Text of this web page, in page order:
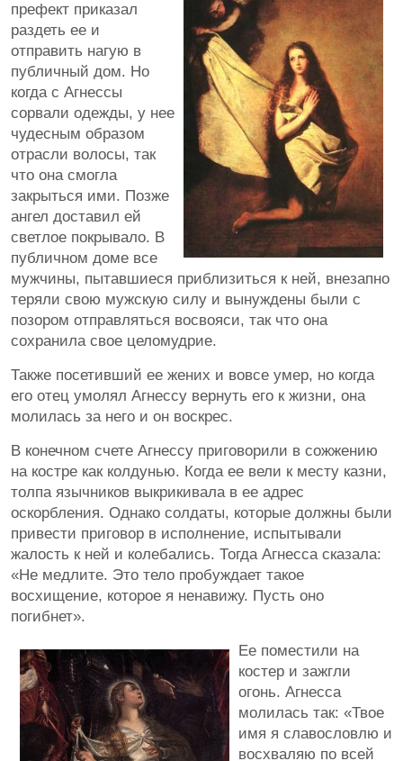
префект приказал
раздеть ее и
отправить нагую в
публичный дом. Но
когда с Агнессы
сорвали одежды, у нее
чудесным образом
отрасли волосы, так
что она смогла
закрыться ими. Позже
ангел доставил ей
светлое покрывало. В
публичном доме все
мужчины, пытавшиеся приблизиться к ней, внезапно
теряли свою мужскую силу и вынуждены были с
позором отправляться восвояси, так что она
сохранила свое целомудрие.
Также посетивший ее жених и вовсе умер, но когда
его отец умолял Агнессу вернуть его к жизни, она
молилась за него и он воскрес.
В конечном счете Агнессу приговорили в сожжению
на костре как колдунью. Когда ее вели к месту казни,
толпа язычников выкрикивала в ее адрес
оскорбления. Однако солдаты, которые должны были
привести приговор в исполнение, испытывали
жалость к ней и колебались. Тогда Агнесса сказала:
«Не медлите. Это тело пробуждает такое
восхищение, которое я ненавижу. Пусть оно
погибнет».
Ее поместили на
костер и зажгли
огонь. Агнесса
молилась так: «Твое
имя я славословлю и
восхваляю по всей